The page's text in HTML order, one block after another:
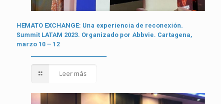
HEMATO EXCHANGE: Una experiencia de reconexión.
Summit LATAM 2023. Organizado por Abbvie. Cartagena,
marzo 10 – 12
Leer más